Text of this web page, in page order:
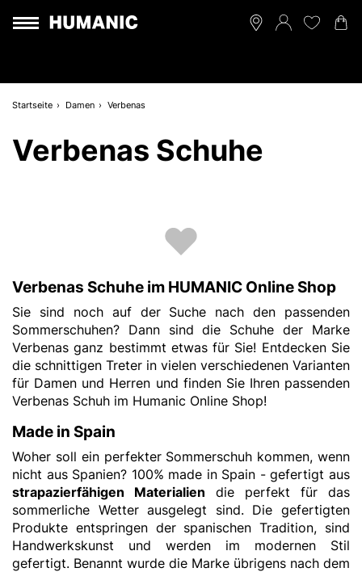
Startseite Damen Verbenas
Verbenas Schuhe
Verbenas Schuhe im HUMANIC Online Shop
Sie sind noch auf der Suche nach den passenden
Sommerschuhen? Dann sind die Schuhe der Marke
Verbenas ganz bestimmt etwas für Sie! Entdecken Sie
die schnittigen Treter in vielen verschiedenen Varianten
für Damen und Herren und finden Sie Ihren passenden
Verbenas Schuh im Humanic Online Shop!
Made in Spain
Woher soll ein perfekter Sommerschuh kommen, wenn
nicht aus Spanien? 100% made in Spain - gefertigt aus
strapazierfähigen Materialien die perfekt für das
sommerliche Wetter ausgelegt sind. Die gefertigten
Produkte entspringen der spanischen Tradition, sind
Handwerkskunst und werden im modernen Stil
gefertigt. Benannt wurde die Marke übrigens nach dem